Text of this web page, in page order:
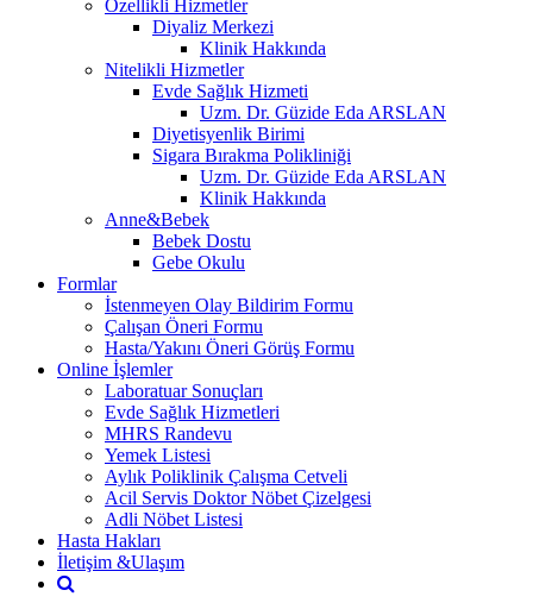
Özellikli Hizmetler
Diyaliz Merkezi
Klinik Hakkında
Nitelikli Hizmetler
Evde Sağlık Hizmeti
Uzm. Dr. Güzide Eda ARSLAN
Diyetisyenlik Birimi
Sigara Bırakma Polikliniği
Uzm. Dr. Güzide Eda ARSLAN
Klinik Hakkında
Anne&Bebek
Bebek Dostu
Gebe Okulu
Formlar
İstenmeyen Olay Bildirim Formu
Çalışan Öneri Formu
Hasta/Yakını Öneri Görüş Formu
Online İşlemler
Laboratuar Sonuçları
Evde Sağlık Hizmetleri
MHRS Randevu
Yemek Listesi
Aylık Poliklinik Çalışma Cetveli
Acil Servis Doktor Nöbet Çizelgesi
Adli Nöbet Listesi
Hasta Hakları
İletişim &Ulaşım